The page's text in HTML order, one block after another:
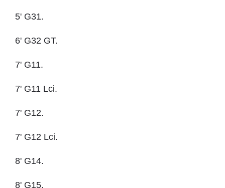
5' G31.
6' G32 GT.
7' G11.
7' G11 Lci.
7' G12.
7' G12 Lci.
8' G14.
8' G15.